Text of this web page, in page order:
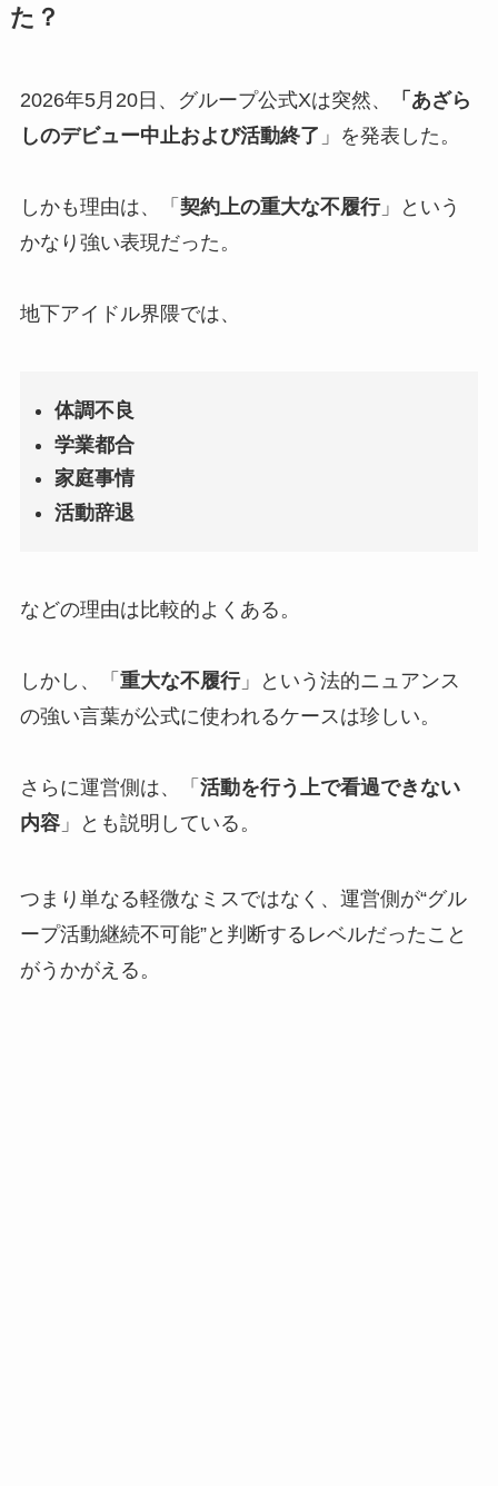
た？
2026年5月20日、グループ公式Xは突然、
「あざら
しのデビュー中止および活動終了 」を発表した。
しかも理由は、「 契約上の重大な不履行」という
かなり強い表現だった。
地下アイドル界隈では、
体調不良
学業都合
家庭事情
活動辞退
などの理由は比較的よくある。
しかし、「 重大な不履行」という法的ニュアンス
の強い言葉が公式に使われるケースは珍しい。
さらに運営側は、「 活動を行う上で看過できない
内容」とも説明している。
つまり単なる軽微なミスではなく、運営側が“グル
ープ活動継続不可能”と判断するレベルだったこと
がうかがえる。